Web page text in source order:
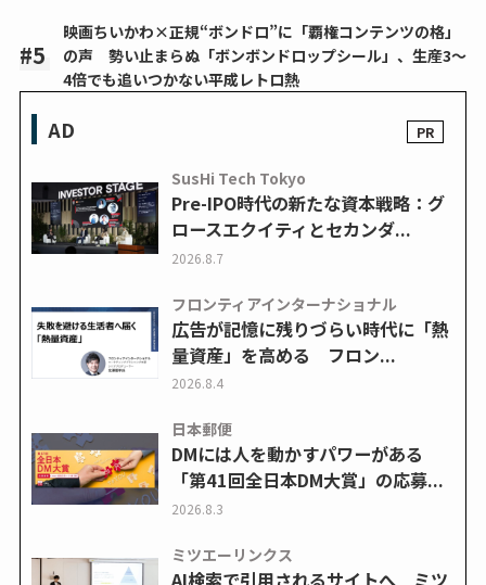
映画ちいかわ×正規“ボンドロ”に「覇権コンテンツの格」
の声 勢い止まらぬ「ボンボンドロップシール」、生産3～
4倍でも追いつかない平成レトロ熱
AD
SusHi Tech Tokyo
Pre-IPO時代の新たな資本戦略：グ
ロースエクイティとセカンダ...
2026.8.7
フロンティアインターナショナル
広告が記憶に残りづらい時代に「熱
量資産」を高める フロン...
2026.8.4
日本郵便
DMには人を動かすパワーがある
「第41回全日本DM大賞」の応募...
2026.8.3
ミツエーリンクス
AI検索で引用されるサイトへ ミツ